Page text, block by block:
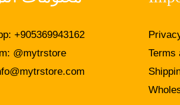
Terms
+905369943162
@mytrstore